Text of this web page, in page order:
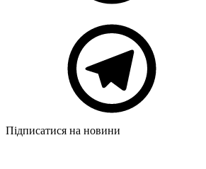
Підписатися на новини